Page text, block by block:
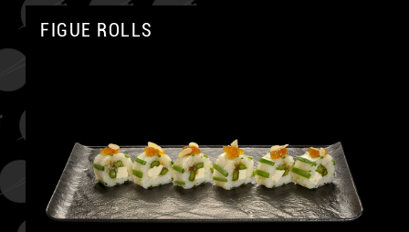
FIGUE ROLLS